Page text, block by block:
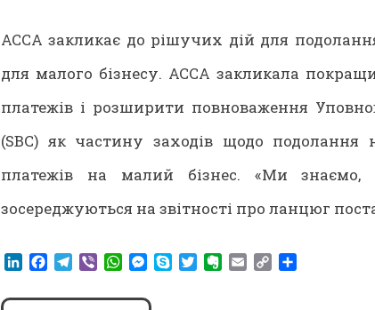
АССА закликає до рішучих дій для
для малого бізнесу. АССА закликала
платежів і розширити повноваження
(SBC) як частину заходів щодо подолання
платежів на малий бізнес. «Ми знаємо,
зосереджуються на звітності про ланцюг
LinkedIn
Facebook
Telegram
ViberWhatsApp
Messenger
SkypeTwitterEvernote
EmailCopy